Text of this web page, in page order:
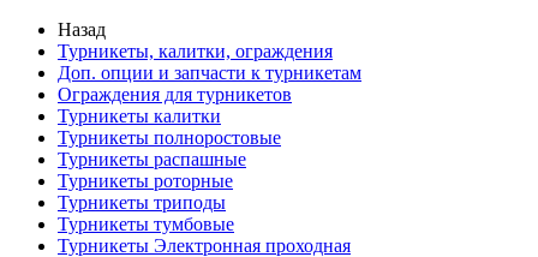
Назад
Турникеты, калитки, ограждения
Доп. опции и запчасти к турникетам
Ограждения для турникетов
Турникеты калитки
Турникеты полноростовые
Турникеты распашные
Турникеты роторные
Турникеты триподы
Турникеты тумбовые
Турникеты Электронная проходная